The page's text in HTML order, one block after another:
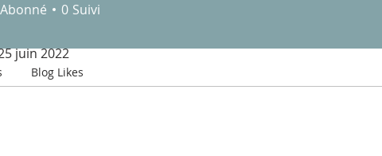
juin 2022
Abonné 0 Suivi
Blog Likes